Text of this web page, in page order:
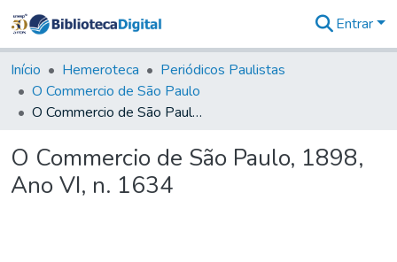
&
Coleções
Tudo na
Biblioteca
Estatísticas
Entrar
Início Hemeroteca
Periódicos Paulistas
O Commercio de São Paulo
O Commercio de São Paulo, 1898, Ano VI, n. 1634
O Commercio de São Paulo, 1898,
Ano VI, n. 1634